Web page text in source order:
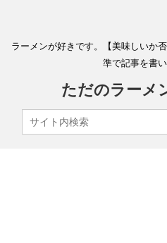
ラーメンが好きです。【美味しいか
準で記事を書
ただのラーメ